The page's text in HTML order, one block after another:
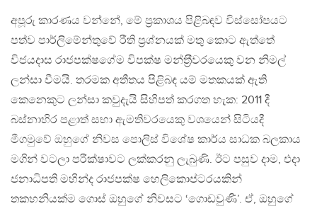
අපූරු කාරණය වන්නේ, මේ ප‍්‍රකාශය පිළිබඳව විස්සෝපයට
පත්ව පාර්ලිමේන්තුවේ රීති ප‍්‍රශ්නයක් මතු කොට ඇත්තේ
විජයදාස රාජපක්ෂගේම විපක්ෂ මන්ත‍්‍රීවරයෙකු වන නිමල්
ලන්සා වීමයි. තරමක අතීතය පිළිබඳ යම් මතකයක් ඇති
කෙනෙකුට ලන්සා කවුදැයි සිහිපත් කරගත හැක: 2011 දී
බස්නාහිර පළාත් සභා ඇමතිවරයෙකු වශයෙන් සිටියදී
මීගමුවේ ඔහුගේ නිවස පොලිස් විශේෂ කාර්ය සාධක බලකාය
මගින් වටලා පරීක්ෂාවට ලක්කරනු ලැබුණි. ඊට පසුව දාම, එදා
ජනාධිපති මහින්ද රාජපක්ෂ හෙලිකොප්ටරයකින්
තකහනියක්ම ගොස් ඔහුගේ නිවසට ‘ගොඩවුණි’. ඒ, ඔහුගේ